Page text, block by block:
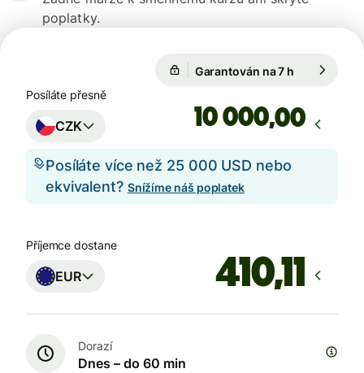
poplatky.
Garantován na 7 h
Posíláte přesně
CZK ,00
Posíláte více než 25 000 USD nebo
ekvivalent? Snížíme náš poplatek
Příjemce dostane
EUR
Dorazí
Dnes – do 60 min